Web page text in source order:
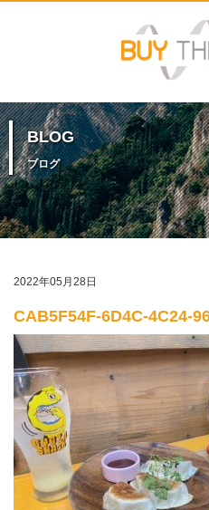
BLOG
ブログ
2022年05月28日
CAB5F54F-6D4C-4C24-